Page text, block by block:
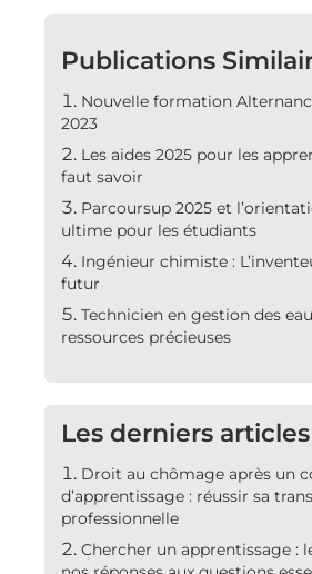
Publications
Nouvelle formation
2023
Les aides 2025 pour les
faut savoir
Parcoursup 2025 et
ultime pour les étudiants
Ingénieur chimiste :
futur
Technicien en gestion des
ressources précieuses
Les derniers articles
Droit au chômage après un
d’apprentissage : réussir sa
professionnelle
Chercher un apprentissage :